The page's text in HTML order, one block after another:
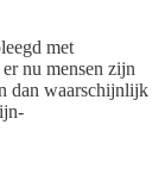
met
nu mensen zijn
dan waarschijnlijk